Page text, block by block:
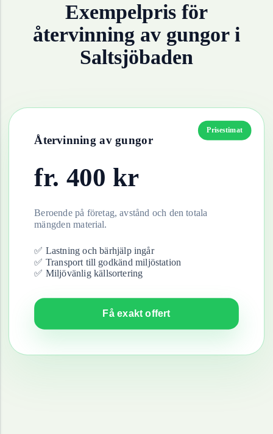
Exempelpris för
återvinning av gungori
Saltsjöbaden
Prisestimat
Återvinning av gungor
fr. 400 kr
Beroende på företag, avstånd och den totala
mängden material.
✅ Lastning och bärhjälp ingår
✅ Transport till godkänd miljöstation
✅ Miljövänlig källsortering
Få exakt offert